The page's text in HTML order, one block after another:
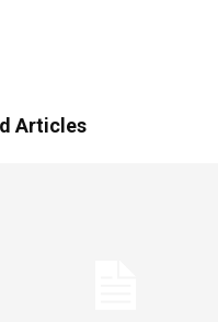
Articles